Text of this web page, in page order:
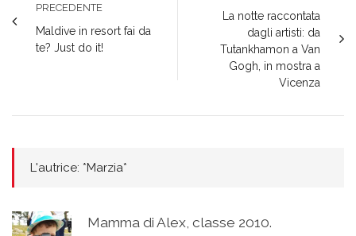
PRECEDENTE
Maldive in resort fai da
te? Just do it!
La notte raccontata
dagli artisti: da
Tutankhamon a Van
Gogh, in mostra a
Vicenza
L'autrice: *Marzia*
Mamma di Alex, classe 2010.